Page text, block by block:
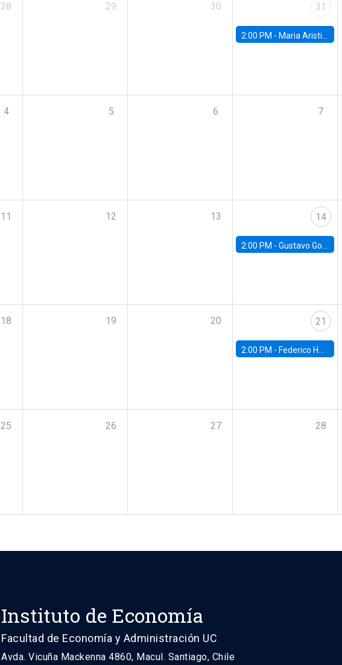
28 29 30 31
2:00 PM - Maria Aristizabal-Ramirez, FED Board
4 5 6 7
11 12 13 14
2:00 PM - Gustavo González - Banco Central de Chile
18 19 20 21
2:00 PM - Federico Huneeus - Banco Central de Chile
25 26 27 28
Instituto de Economía
Facultad de Economía y Administración UC
Avda. Vicuña Mackenna 4860, Macul. Santiago, Chile